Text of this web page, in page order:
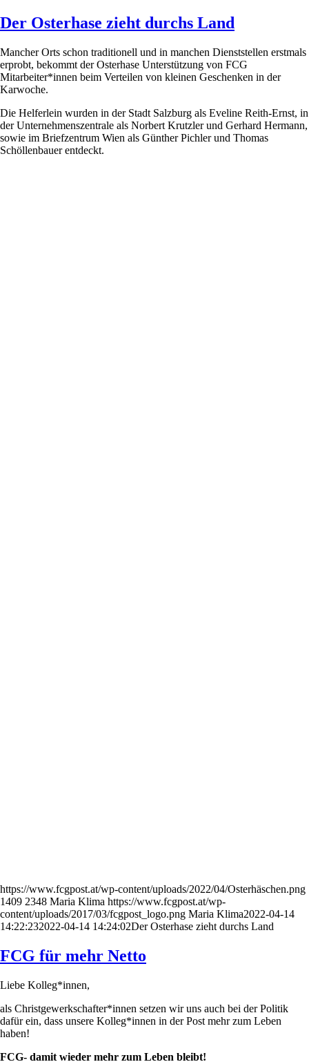
Der Osterhase zieht durchs Land
Mancher Orts schon traditionell und in manchen Dienststellen erstmals
erprobt, bekommt der Osterhase Unterstützung von FCG
Mitarbeiter*innen beim Verteilen von kleinen Geschenken in der
Karwoche.
Die Helferlein wurden in der Stadt Salzburg als Eveline Reith-Ernst, in
der Unternehmenszentrale als Norbert Krutzler und Gerhard Hermann,
sowie im Briefzentrum Wien als Günther Pichler und Thomas
Schöllenbauer entdeckt.
https://www.fcgpost.at/wp-content/uploads/2022/04/Osterhäschen.png
1409 2348 Maria Klima https://www.fcgpost.at/wp-
content/uploads/2017/03/fcgpost_logo.png Maria Klima2022-04-14
14:22:232022-04-14 14:24:02Der Osterhase zieht durchs Land
FCG für mehr Netto
Liebe Kolleg*innen,
als Christgewerkschafter*innen setzen wir uns auch bei der Politik
dafür ein, dass unsere Kolleg*innen in der Post mehr zum Leben
haben!
FCG- damit wieder mehr zum Leben bleibt!